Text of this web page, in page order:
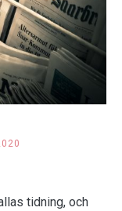
tidning, och